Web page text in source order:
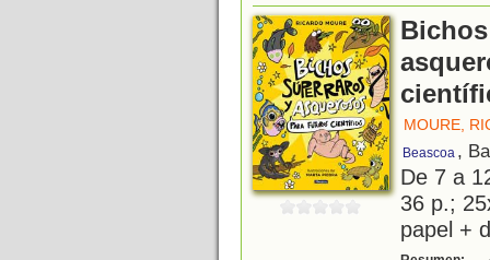
MOURE,
Beascoa ,
De 7 a
36 p.;
papel +